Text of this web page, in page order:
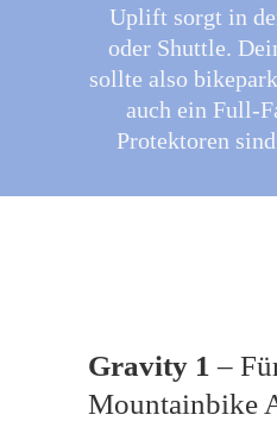
Uplift sorgt in
oder Shuttle.
sollte also
auch ein Full-
Protektoren
Gravity 1 –
Mountainbike